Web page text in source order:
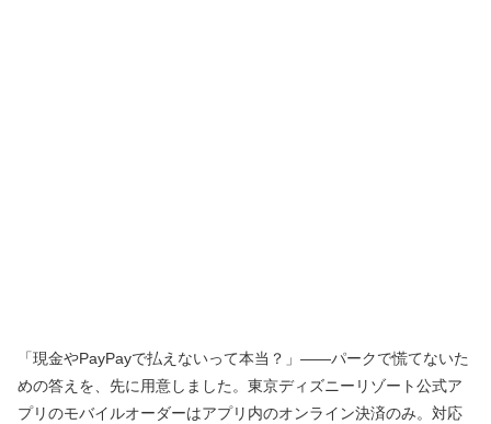
「現金やPayPayで払えないって本当？」——パークで慌てないた
めの答えを、先に用意しました。東京ディズニーリゾート公式ア
プリのモバイルオーダーはアプリ内のオンライン決済のみ。対応